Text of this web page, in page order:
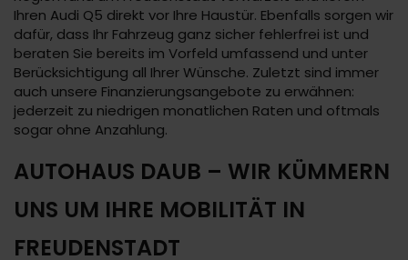
Ihren Audi Q5 direkt vor Ihre Haustür. Ebenfalls sorgen wir
dafür, dass Ihr Fahrzeug ganz sicher fehlerfrei ist und
beraten Sie bereits im Vorfeld umfassend und unter
Berücksichtigung all Ihrer Wünsche. Zuletzt sind immer
auch unsere Finanzierungsangebote zu erwähnen:
jederzeit zu niedrigen monatlichen Raten und oftmals
sogar ohne Anzahlung.
AUTOHAUS DAUB – WIR KÜMMERN
UNS UM IHRE MOBILITÄT IN
FREUDENSTADT